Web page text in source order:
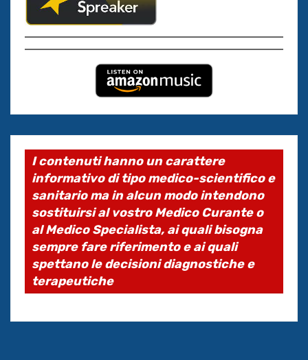
I contenuti hanno un carattere
informativo di tipo medico-scientifico e
sanitario ma in alcun modo intendono
sostituirsi al vostro Medico Curante o
al Medico Specialista, ai quali bisogna
sempre fare riferimento e ai quali
spettano le decisioni diagnostiche e
terapeutiche